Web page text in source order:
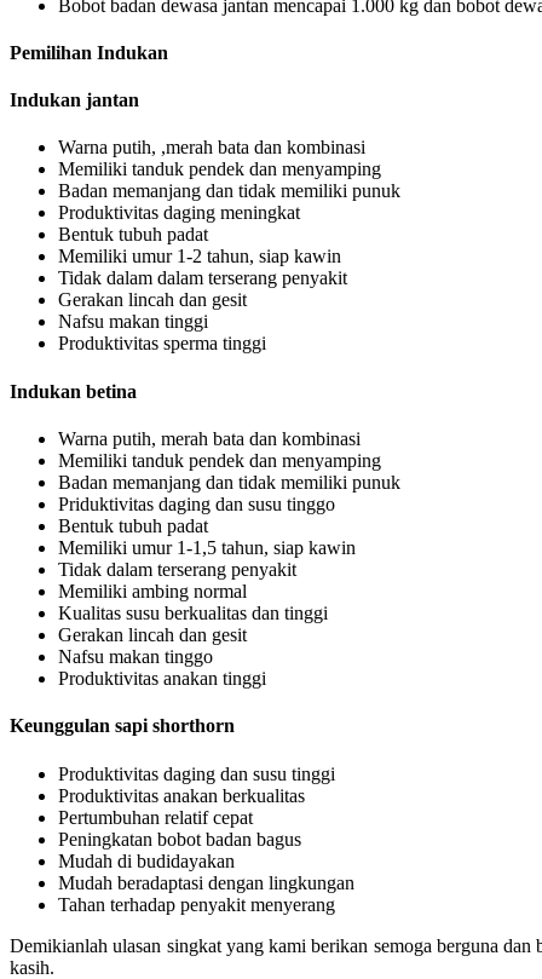
Bobot badan dewasa jantan mencapai 1.000 kg dan bobot
Pemilihan Indukan
Indukan jantan
Warna putih, ,merah bata dan kombinasi
Memiliki tanduk pendek dan menyamping
Badan memanjang dan tidak memiliki punuk
Produktivitas daging meningkat
Bentuk tubuh padat
Memiliki umur 1-2 tahun, siap kawin
Tidak dalam dalam terserang penyakit
Gerakan lincah dan gesit
Nafsu makan tinggi
Produktivitas sperma tinggi
Indukan betina
Warna putih, merah bata dan kombinasi
Memiliki tanduk pendek dan menyamping
Badan memanjang dan tidak memiliki punuk
Priduktivitas daging dan susu tinggo
Bentuk tubuh padat
Memiliki umur 1-1,5 tahun, siap kawin
Tidak dalam terserang penyakit
Memiliki ambing normal
Kualitas susu berkualitas dan tinggi
Gerakan lincah dan gesit
Nafsu makan tinggo
Produktivitas anakan tinggi
Keunggulan sapi shorthorn
Produktivitas daging dan susu tinggi
Produktivitas anakan berkualitas
Pertumbuhan relatif cepat
Peningkatan bobot badan bagus
Mudah di budidayakan
Mudah beradaptasi dengan lingkungan
Tahan terhadap penyakit menyerang
Demikianlah ulasan singkat yang kami berikan semoga berguna dan
kasih.